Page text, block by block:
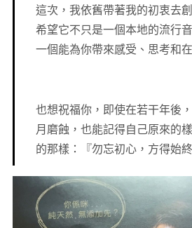
這次，我依舊帶著我的初衷去
希望它不只是一個本地的流行
一個能為你帶來感受、思考和
也想祝福你，即使在若干年後
月磨蝕，也能記得自己原來的
的那樣：『勿忘初心，方得始